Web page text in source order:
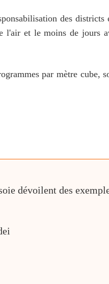
des districts
l'air et le moins de jours
par mètre cube,
dévoilent des